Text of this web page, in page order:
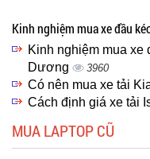
Kinh nghiệm mua xe đầu
Kinh nghiệm mua xe
Dương
3960
Có nên mua xe tải
Cách định giá xe tải
MUA LAPTOP CŨ